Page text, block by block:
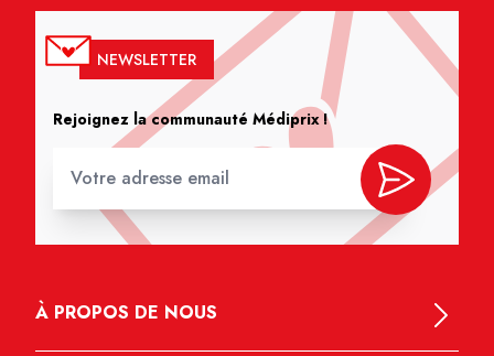
NEWSLETTER
Rejoignez la communauté Médiprix !
À PROPOS DE NOUS